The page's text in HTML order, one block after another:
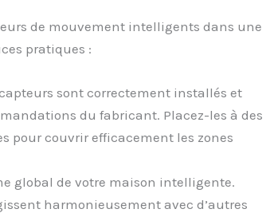
de mouvement intelligents dans une
pratiques :
sont correctement installés et
du fabricant. Placez-les à des
pour couvrir efficacement les zones
global de votre maison intelligente.
harmonieusement avec d’autres